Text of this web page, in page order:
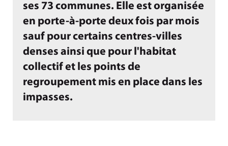
ses 73 communes. Elle est organisée
en porte-à-porte deux fois par mois
sauf pour certains centres-villes
denses ainsi que pour l'habitat
collectif et les points de
regroupement mis en place dans les
impasses.